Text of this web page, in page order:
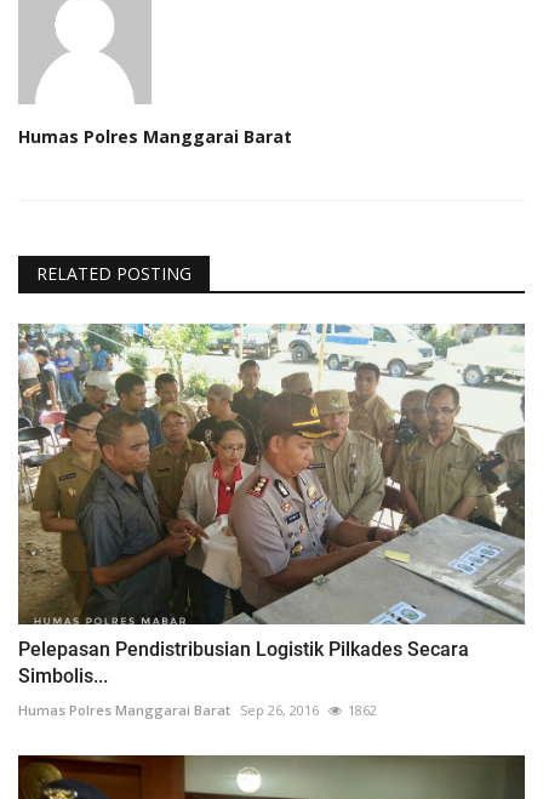
Humas Polres Manggarai Barat
RELATED POSTING
Pelepasan Pendistribusian Logistik Pilkades Secara
Simbolis...
Humas Polres Manggarai Barat Sep 26, 2016 1862